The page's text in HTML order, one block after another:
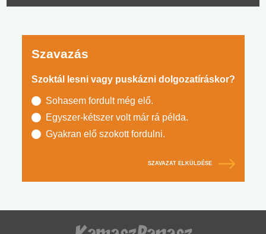
Szavazás
Szoktál lesni vagy puskázni dolgozatíráskor?
Sohasem fordult még elő.
Egyszer-kétszer volt már rá példa.
Gyakran elő szokott fordulni.
SZAVAZAT ELKÜLDÉSE